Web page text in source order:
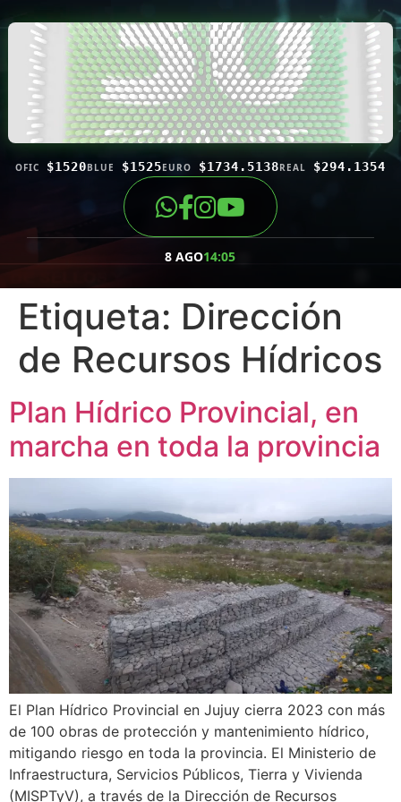
OFIC $1520BLUE $1525EURO $1734.5138REAL $294.1354
8 AGO14:05
Etiqueta: Dirección
de Recursos Hídricos
Plan Hídrico Provincial, en
marcha en toda la provincia
El Plan Hídrico Provincial en Jujuy cierra 2023 con más
de 100 obras de protección y mantenimiento hídrico,
mitigando riesgo en toda la provincia. El Ministerio de
Infraestructura, Servicios Públicos, Tierra y Vivienda
(MISPTyV), a través de la Dirección de Recursos